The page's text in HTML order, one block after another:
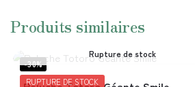
Produits similaires
-30%
RUPTURE DE STOCK
Rupture de stock